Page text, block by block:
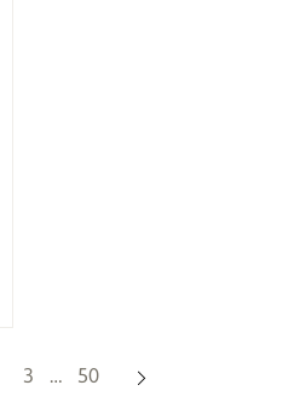
Seite
3 … Seite
50